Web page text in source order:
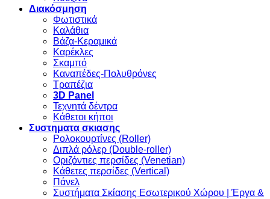
Διακόσμηση
Φωτιστικά
Καλάθια
Βάζα-Κεραμικά
Καρέκλες
Σκαμπό
Καναπέδες-Πολυθρόνες
Τραπέζια
3D Panel
Τεχνητά δέντρα
Κάθετοι κήποι
Συστηματα σκιασης
Ρολοκουρτίνες (Roller)
Διπλά ρόλερ (Double-roller)
Οριζόντιες περσίδες (Venetian)
Κάθετες περσίδες (Vertical)
Πάνελ
Συστήματα Σκίασης Εσωτερικού Χώρου | Έργα &